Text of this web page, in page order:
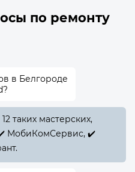
по ремонту
в Белгороде
таких мастерских,
МобиКомСервис, ✔️